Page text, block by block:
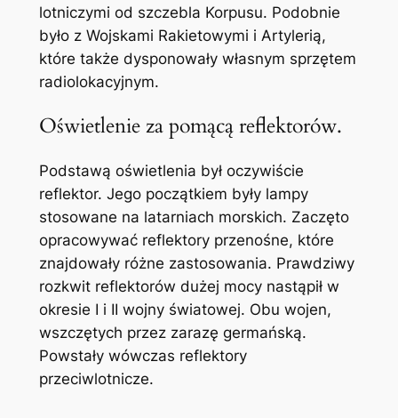
lotniczymi od szczebla Korpusu. Podobnie
było z Wojskami Rakietowymi i Artylerią,
które także dysponowały własnym sprzętem
radiolokacyjnym.
Oświetlenie za pomącą reflektorów.
Podstawą oświetlenia był oczywiście
reflektor. Jego początkiem były lampy
stosowane na latarniach morskich. Zaczęto
opracowywać reflektory przenośne, które
znajdowały różne zastosowania. Prawdziwy
rozkwit reflektorów dużej mocy nastąpił w
okresie I i II wojny światowej. Obu wojen,
wszczętych przez zarazę germańską.
Powstały wówczas reflektory
przeciwlotnicze.